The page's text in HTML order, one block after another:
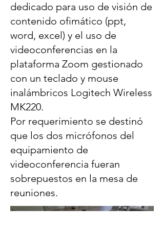
dedicado para uso de visión de
contenido ofimático (ppt,
word, excel) y el uso de
videoconferencias en la
plataforma Zoom gestionado
con un teclado y mouse
inalámbricos Logitech Wireless
MK220.
Por requerimiento se destinó
que los dos micrófonos del
equipamiento de
videoconferencia fueran
sobrepuestos en la mesa de
reuniones.